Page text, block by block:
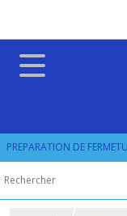
PREPARATION DE